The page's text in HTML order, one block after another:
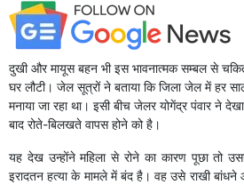
दुखी और मायूस बहन भी इस भावनात्मक सम्बल से
घर लौटी। जेल सूत्रों ने बताया कि जिला जेल में हर साल
मनाया जा रहा था। इसी बीच जेलर योगेंद्र पंवार ने
बाद रोते-बिलखते वापस होने को है।
यह देख उन्होंने महिला से रोने का कारण पूछा तो
इरादतन हत्या के मामले में बंद है। वह उसे राखी